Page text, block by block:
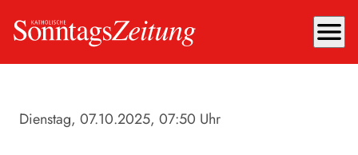
menu
Dienstag, 07.10.2025, 07:50 Uhr